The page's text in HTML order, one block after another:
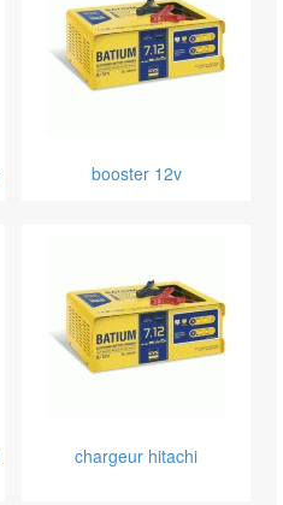
booster 12v
chargeur hitachi